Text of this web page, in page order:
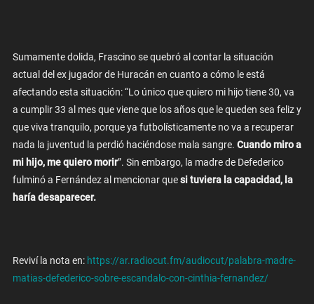
Sumamente dolida, Frascino se quebró al contar la situación
actual del ex jugador de Huracán en cuanto a cómo le está
afectando esta situación: “Lo único que quiero mi hijo tiene 30, va
a cumplir 33 al mes que viene que los años que le queden sea feliz y
que viva tranquilo, porque ya futbolísticamente no va a recuperar
nada la juventud la perdió haciéndose mala sangre. Cuando miro a
mi hijo, me quiero morir”. Sin embargo, la madre de Defederico
fulminó a Fernández al mencionar quesi tuviera la capacidad, la
haría desaparecer.
Reviví la nota en: https://ar.radiocut.fm/audiocut/palabra-madre-
matias-defederico-sobre-escandalo-con-cinthia-fernandez/